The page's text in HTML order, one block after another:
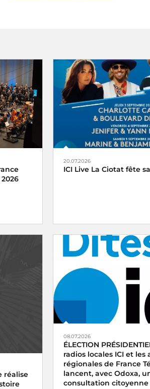
20.07.2026
ICI Live La Ciotat fête
réalise
08.07.2026
ÉLECTION
radios locales ICI et les
régionales de France
lancent, avec Odoxa,
consultation citoyenne